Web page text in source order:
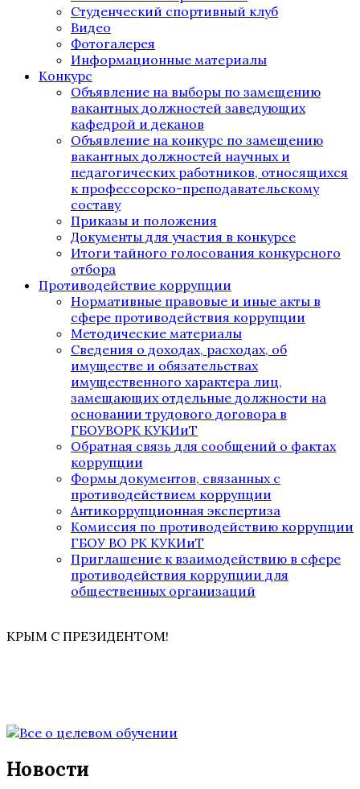
Студенческий спортивный клуб
Видео
Фотогалерея
Информационные материалы
Конкурс
Объявление на выборы по замещению
вакантных должностей заведующих
кафедрой и деканов
Объявление на конкурс по замещению
вакантных должностей научных и
педагогических работников, относящихся
к профессорско-преподавательскому
составу
Приказы и положения
Документы для участия в конкурсе
Итоги тайного голосования конкурсного
отбора
Противодействие коррупции
Нормативные правовые и иные акты в
сфере противодействия коррупции
Методические материалы
Сведения о доходах, расходах, об
имуществе и обязательствах
имущественного характера лиц,
замещающих отдельные должности на
основании трудового договора в
ГБОУВОРК КУКИиТ
Обратная связь для сообщений о фактах
коррупции
Формы документов, связанных с
противодействием коррупции
Антикоррупционная экспертиза
Комиссия по противодействию коррупции
ГБОУ ВО РК КУКИиТ
Приглашение к взаимодействию в сфере
противодействия коррупции для
общественных организаций
КРЫМ С ПРЕЗИДЕНТОМ!
Новости